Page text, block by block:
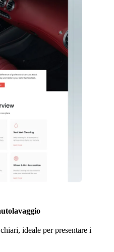
ideale per presentare i